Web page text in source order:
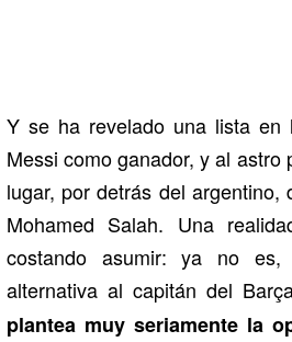
Y se ha revelado una lista en
Messi como ganador, y al
lugar, por detrás del
Mohamed Salah. Una
costando asumir: ya no
alternativa al capitán del
plantea muy seriamente la